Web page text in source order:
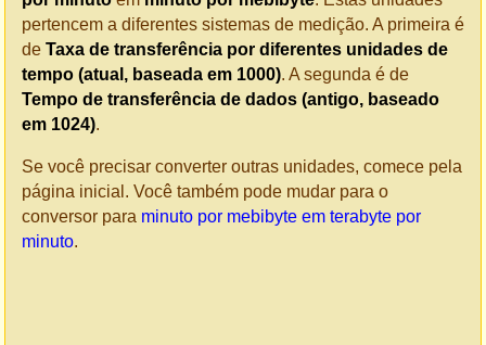
pertencem a diferentes sistemas de medição. A primeira é
de Taxa de transferência por diferentes unidades de
tempo (atual, baseada em 1000). A segunda é de
Tempo de transferência de dados (antigo, baseado
em 1024).
Se você precisar converter outras unidades, comece pela
página inicial. Você também pode mudar para o
conversor para minuto por mebibyte em terabyte por
minuto.